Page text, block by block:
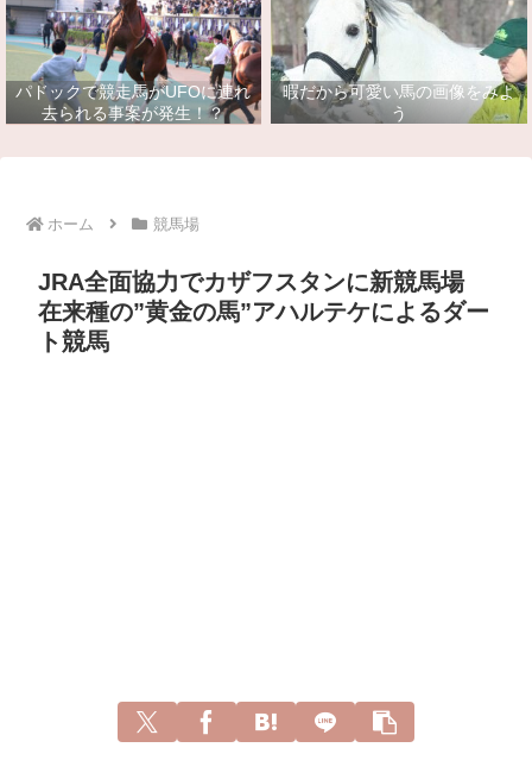
パドックで競走馬がUFOに連れ
去られる事案が発生！？
暇だから可愛い馬の画像をみよ
う
ホーム 競馬場
JRA全面協力でカザフスタンに新競馬場
在来種の”黄金の馬”アハルテケによるダー
ト競馬